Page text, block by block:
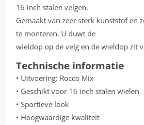
16 inch stalen velgen.
Gemaakt van zeer sterk kunststof en
te monteren. U duwt de
wieldop op de velg en de wieldop zit
Technische informatie
• Uitvoering: Rocco Mix
• Geschikt voor 16 inch stalen wielen
• Sportieve look
• Hoogwaardige kwaliteit